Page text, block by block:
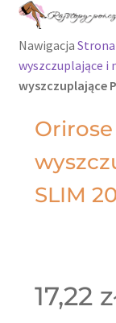
Rajstopy
Rajstopy Orirose
Pończochy i
zakolanówki
Podkolanówki i
produkty
Nawigacja Strona
wyszczuplające i
wyszczuplające
SLIM
17,22